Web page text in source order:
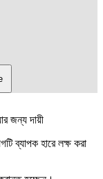
ব্যাপক হারে লক্ষ করা